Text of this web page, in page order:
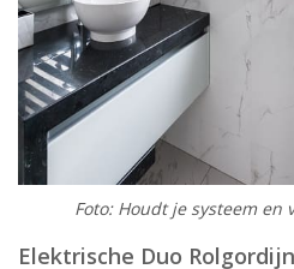
Foto: Houdt je systeem en
Elektrische Duo